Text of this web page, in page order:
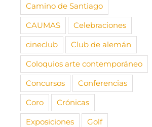
Camino de Santiago
CAUMAS
Celebraciones
cineclub
Club de alemán
Coloquios arte contemporáneo
Concursos
Conferencias
Coro
Crónicas
Exposiciones
Golf